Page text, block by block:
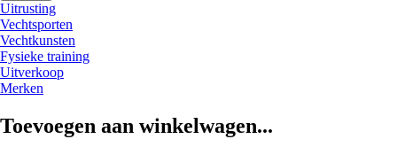
Uitrusting
Vechtsporten
Vechtkunsten
Fysieke training
Uitverkoop
Merken
Toevoegen aan winkelwagen...